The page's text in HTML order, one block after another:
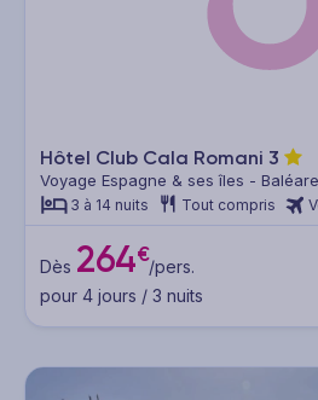
Hôtel Club Cala Romani 3
Voyage Espagne & ses îles -
3 à 14 nuits Tout compris
Dès 264€/pers.
pour 4 jours / 3 nuits